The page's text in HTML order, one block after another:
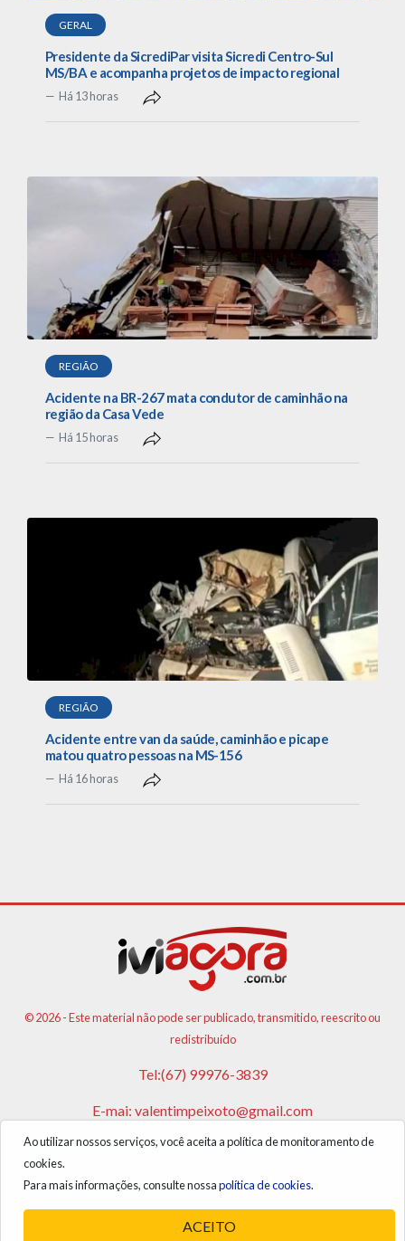
GERAL
Presidente da SicrediPar visita Sicredi Centro-Sul
MS/BA e acompanha projetos de impacto regional
Há 13 horas
REGIÃO
Acidente na BR-267 mata condutor de caminhão na
região da Casa Vede
Há 15 horas
REGIÃO
Acidente entre van da saúde, caminhão e picape
matou quatro pessoas na MS-156
Há 16 horas
Ao utilizar nossos serviços, você aceita a política de monitoramento de
cookies.
Para mais informações, consulte nossapolítica de cookies.
ACEITO
© 2026 - Este material não pode ser publicado, transmitido, reescrito ou
redistribuído
Tel:(67) 99976-3839
E-mai: valentimpeixoto@gmail.com
VPA AGENCIA DE PUBLICIDADES E NOTICIAS LTDA